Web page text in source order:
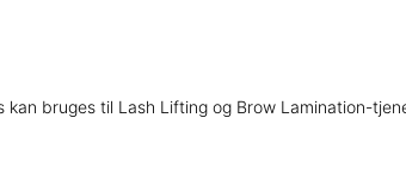
kan bruges til Lash Lifting og Brow Lamination-